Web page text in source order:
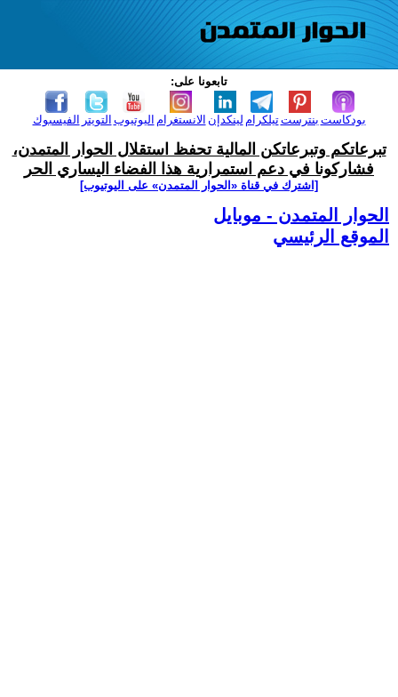
تابعونا على:
الفيسبوك التويتر اليوتيوب الانستغرام لينكدإن تيلكرامبنترست بودكاست
تبرعاتكم وتبرعاتكن المالية تحفظ استقلال الحوار المتمدن،
فشاركونا في دعم استمرارية هذا الفضاء اليساري الحر
[اشترك في قناة ‫«الحوار المتمدن» على اليوتيوب]
الحوار المتمدن - موبايل
الموقع الرئيسي